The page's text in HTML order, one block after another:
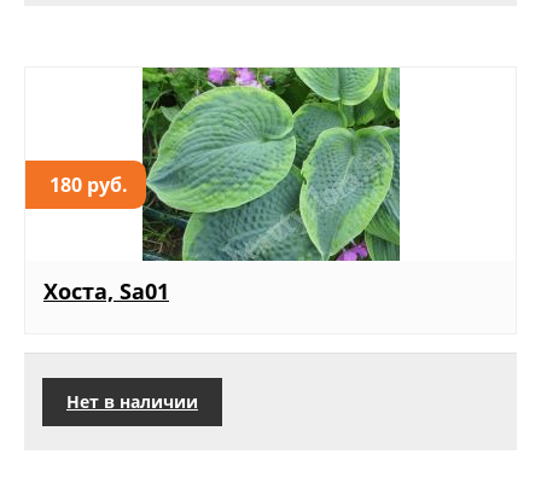
180 руб.
Хоста, Sa01
Нет в наличии